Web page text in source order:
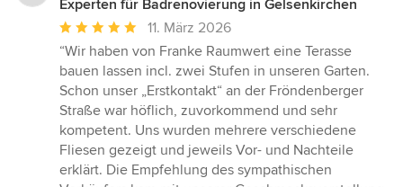
Experten für Badrenovierung in Gelsenkirchen
Durchschnittliche
Bewertung:
5
von
5
Sternen
11. März 2026
“Wir haben von Franke Raumwert eine Terasse
bauen lassen incl. zwei Stufen in unseren Garten.
Schon unser „Erstkontakt“ an der Fröndenberger
Straße war höflich, zuvorkommend und sehr
kompetent. Uns wurden mehrere verschiedene
Fliesen gezeigt und jeweils Vor- und Nachteile
erklärt. Die Empfehlung des sympathischen